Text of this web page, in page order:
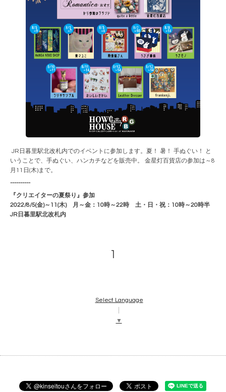
JR日暮里駅北改札内でのイベントに参加します。夏！ 暑！ 手ぬぐい！ と
いうことで、手ぬぐい、ハンカチなどを販売中。 金星灯百貨店の参加は～8
月11日(木)まで。
----------
『クリエイターの夏祭り』 参加
2022/8/5(金)～11(木) 月～金：10時～22時 土・日・祝：10時～20時半
JR日暮里駅北改札内
1
Select Language
▼